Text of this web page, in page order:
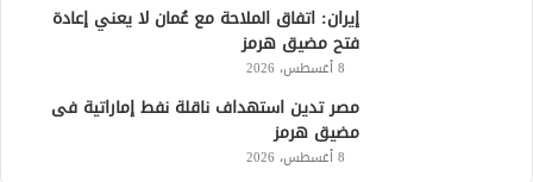
إيران: اتفاق الملاحة مع عُمان لا يعني إعادة
فتح مضيق هرمز
8 أغسطس، 2026
مصر تدين استهداف ناقلة نفط إماراتية فى
مضيق هرمز
8 أغسطس، 2026